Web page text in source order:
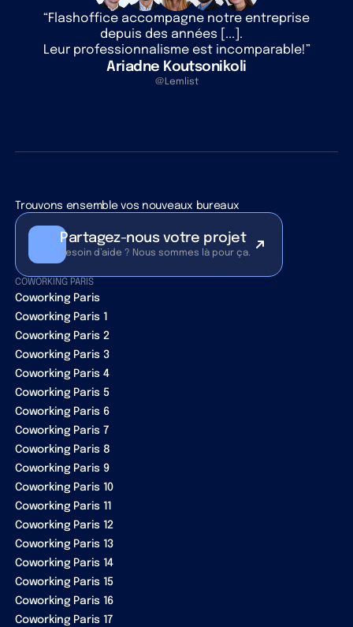
“Flashoffice accompagne notre entreprise
depuis des années [...].
Leur professionnalisme est incomparable!”
Ariadne Koutsonikoli
@Lemlist
Trouvons ensemble vos nouveaux bureaux
Partagez-nous votre projet
Besoin d’aide ? Nous sommes là pour ça.
COWORKING PARIS
Coworking Paris
Coworking Paris 1
Coworking Paris 2
Coworking Paris 3
Coworking Paris 4
Coworking Paris 5
Coworking Paris 6
Coworking Paris 7
Coworking Paris 8
Coworking Paris 9
Coworking Paris 10
Coworking Paris 11
Coworking Paris 12
Coworking Paris 13
Coworking Paris 14
Coworking Paris 15
Coworking Paris 16
Coworking Paris 17